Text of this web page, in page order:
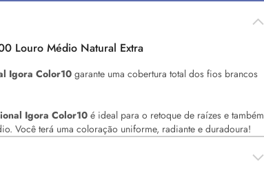
Louro Médio Natural Extra
Igora Color10garante uma cobertura total dos fios brancos
Igora Color10 é ideal para o retoque de raízes e também
Você terá uma coloração uniforme, radiante e duradoura!